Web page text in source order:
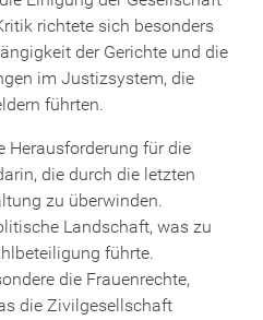
richtete sich besonders
der Gerichte und die
im Justizsystem, die
führten.
Herausforderung für die
die durch die letzten
zu überwinden.
Landschaft, was zu
führte.
die Frauenrechte,
die Zivilgesellschaft